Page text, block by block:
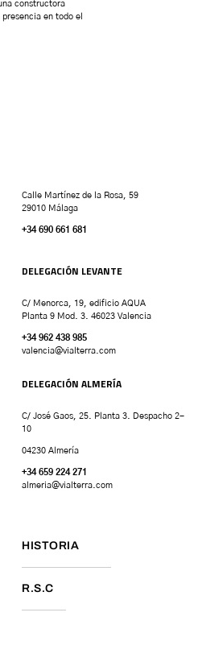
constructora
en todo el
Calle Martínez de la Rosa, 59
29010 Málaga
+34 690 661 681
DELEGACIÓN LEVANTE
C/ Menorca, 19, edificio AQUA
Planta 9 Mod. 3. 46023 Valencia
+34 962 438 985
valencia@vialterra.com
DELEGACIÓN ALMERÍA
C/ José Gaos, 25. Planta 3. Despacho 2-
10
04230 Almería
+34 659 224 271
almeria@vialterra.com
HISTORIA
R.S.C